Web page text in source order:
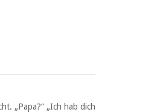
„Papa?“ „Ich hab dich